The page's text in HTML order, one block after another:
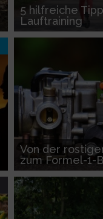
5 hilfreiche
Lauftraining
Von der
zum Formel-1-